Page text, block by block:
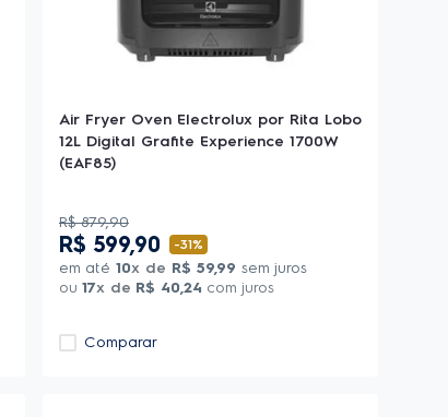
Air Fryer Oven Electrolux por Rita Lobo
12L Digital Grafite Experience 1700W
(EAF85)
R$ 879,90
R$ 599,90 -31%
em até 10x de R$ 59,99 sem juros
ou 17x de R$ 40,24 com juros
Comparar